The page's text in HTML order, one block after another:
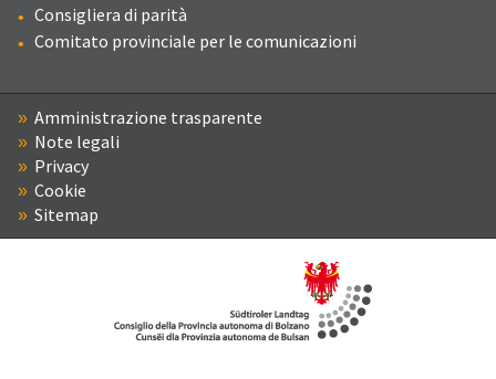
Consigliera di parità
Comitato provinciale per le comunicazioni
Amministrazione trasparente
Note legali
Privacy
Cookie
Sitemap